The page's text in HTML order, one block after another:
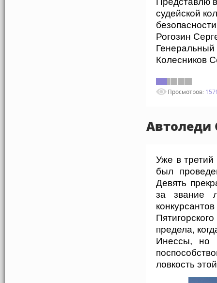
судейской
Рогозин
Колесников
Просмотров:
Автоледи
Уже в
был
Девять
за звание
предела,
Инессы, но
ловкость